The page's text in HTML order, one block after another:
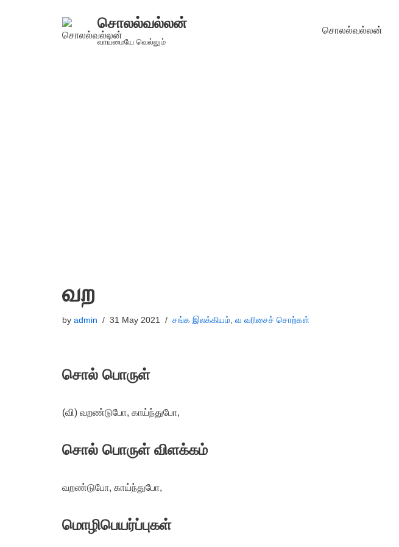
சொலல்வல்லன்
வாய்மையே வெல்லும்
சொலல்வல்லன்
வற
by admin 31 May 2021 சங்க இலக்கியம் வ வரிசைச் சொற்கள்
சொல் பொருள்
(வி) வறண்டுபோ, காய்ந்துபோ,
சொல் பொருள் விளக்கம்
வறண்டுபோ, காய்ந்துபோ,
மொழிபெயர்ப்புகள்